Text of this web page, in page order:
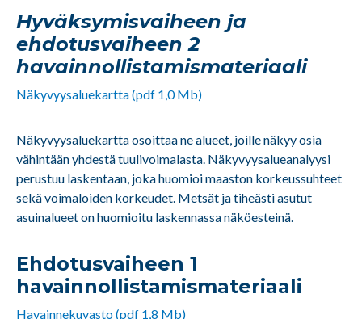
Hyväksymisvaiheen ja
ehdotusvaiheen 2
havainnollistamismateriaali
Näkyvyysaluekartta (pdf 1,0 Mb)
Näkyvyysaluekartta osoittaa ne alueet, joille näkyy osia
vähintään yhdestä tuulivoimalasta. Näkyvyysalueanalyysi
perustuu laskentaan, joka huomioi maaston korkeussuhteet
sekä voimaloiden korkeudet. Metsät ja tiheästi asutut
asuinalueet on huomioitu laskennassa näköesteinä.
Ehdotusvaiheen 1
havainnollistamismateriaali
Havainnekuvasto (pdf 1,8 Mb)